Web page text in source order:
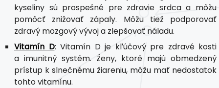
kyseliny sú prospešné pre zdravie srdca a môžu
pomôcť znižovať zápaly. Môžu tiež podporovať
zdravý mozgový vývoj a zlepšovať náladu.
Vitamín D: Vitamín D je kľúčový pre zdravé kosti
a imunitný systém. Ženy, ktoré majú obmedzený
prístup k slnečnému žiareniu, môžu mať nedostatok
tohto vitamínu.